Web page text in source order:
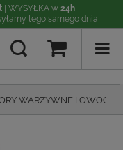
| WYSYŁKA w 24h
tego samego dnia
WARZYWNE I